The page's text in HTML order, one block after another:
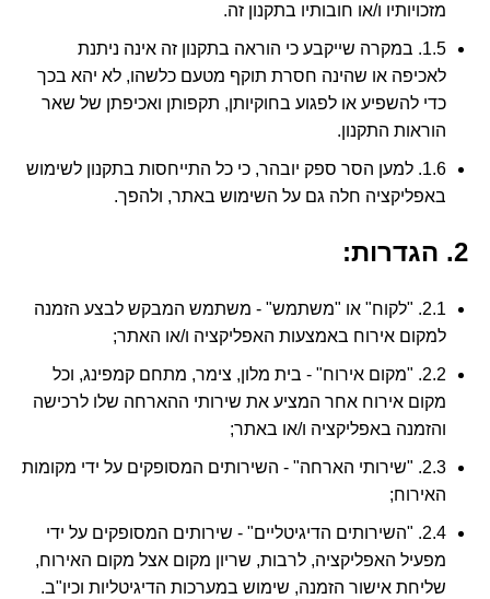
מזכויותיו ו/או חובותיו בתקנון זה.
1.5. במקרה שייקבע כי הוראה בתקנון זה אינה ניתנת
לאכיפה או שהינה חסרת תוקף מטעם כלשהו, לא יהא בכך
כדי להשפיע או לפגוע בחוקיותן, תקפותן ואכיפתן של שאר
הוראות התקנון.
1.6. למען הסר ספק יובהר, כי כל התייחסות בתקנון לשימוש
באפליקציה חלה גם על השימוש באתר, ולהפך.
2. הגדרות:
2.1. "לקוח" או "משתמש" - משתמש המבקש לבצע הזמנה
למקום אירוח באמצעות האפליקציה ו/או האתר;
2.2. "מקום אירוח" - בית מלון, צימר, מתחם קמפינג, וכל
מקום אירוח אחר המציע את שירותי ההארחה שלו לרכישה
והזמנה באפליקציה ו/או באתר;
2.3. "שירותי הארחה" - השירותים המסופקים על ידי מקומות
האירוח;
2.4. "השירותים הדיגיטליים" - שירותים המסופקים על ידי
מפעיל האפליקציה, לרבות, שריון מקום אצל מקום האירוח,
שליחת אישור הזמנה, שימוש במערכות הדיגיטליות וכיו"ב.